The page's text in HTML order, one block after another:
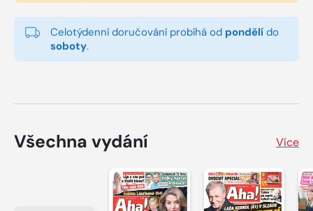
Celotýdenní doručování probíhá od pondělí do
soboty.
Všechna vydání Více